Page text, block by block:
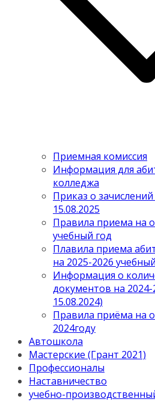
Приемная комиссия
Информация для
колледжа
Приказ о
15.08.2025
Правила приема на
учебный год
Плавила приема
на 2025-2026
Информация о
документов на
15.08.2024)
Правила приёма на
2024году
Автошкола
Мастерские (Грант 2021)
Профессионалы
Наставничество
учебно-